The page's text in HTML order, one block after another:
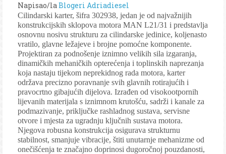
Napisao/laBlogeri Adriadiesel
Cilindarski karter, šifra 302938, jedan je od najvažnijih
konstrukcijskih sklopova motora MAN L21/31 i predstavlja
osnovnu nosivu strukturu za cilindarske jedinice, koljenasto
vratilo, glavne ležajeve i brojne pomoćne komponente.
Projektiran za podnošenje iznimno velikih sila izgaranja,
dinamičkih mehaničkih opterećenja i toplinskih naprezanja
koja nastaju tijekom neprekidnog rada motora, karter
održava precizno poravnanje svih glavnih rotirajućih i
pravocrtno gibajućih dijelova. Izrađen od visokootpornih
lijevanih materijala s iznimnom krutošću, sadrži i kanale za
podmazivanje, priključke rashladnog sustava, servisne
otvore i mjesta za ugradnju ključnih sustava motora.
Njegova robusna konstrukcija osigurava strukturnu
stabilnost, smanjuje vibracije, štiti unutarnje mehanizme od
onečišćenja te značajno doprinosi dugoročnoj pouzdanosti,